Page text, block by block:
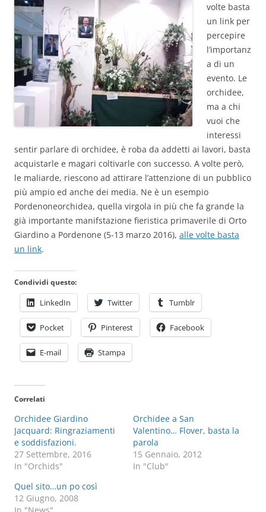
volte basta
un link per
percepire
l’importanz
a di un
evento. Le
orchidee,
ma a chi
vuoi che
interessi
sentir parlare di orchidee, è roba da addetti ai lavori, basta
acquistarle e magari coltivarle con successo. A volte però,
le maliarde, riescono ad attirare l’attenzione di un pubblico
più ampio ed anche dei media. Ne è un esempio
Pordenoneorchidea, quella virgola in più che fa grande la
già importante manifstazione fieristica primaverile di Orto
Giardino a Pordenone (5-13 marzo 2016), alle volte basta
un link.
Condividi questo:
LinkedIn Twitter Tumblr
Pocket Pinterest Facebook
E-mail Stampa
Correlati
Orchidee Giardino
Jacquard: Ringraziamenti
e soddisfazioni.
27 Settembre, 2016
In "Orchids"
Orchidee a San
Valentino… Flover, basta la
parola
15 Gennaio, 2012
In "Club"
Quel sito…un po così
12 Giugno, 2008
In "News"